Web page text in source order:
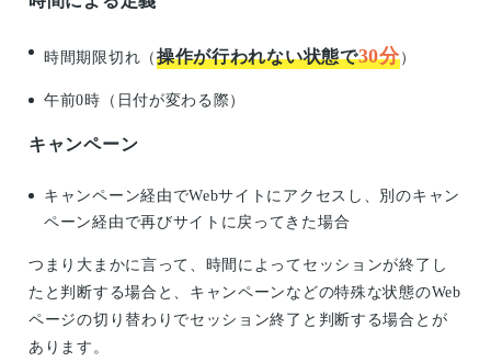
時間期限切れ（ 操作が行われない状態で30分）
午前0時（日付が変わる際）
キャンペーン
キャンペーン経由でWebサイトにアクセスし、別のキャン
ペーン経由で再びサイトに戻ってきた場合
つまり大まかに言って、時間によってセッションが終了し
たと判断する場合と、キャンペーンなどの特殊な状態のWeb
ページの切り替わりでセッション終了と判断する場合とが
あります。